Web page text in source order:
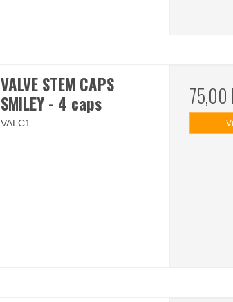
VALVE STEM CAPS
SMILEY - 4 caps
VALC1
75,00